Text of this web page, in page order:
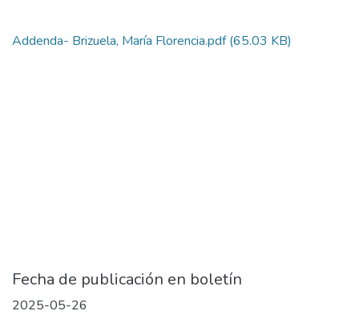
Addenda- Brizuela, María Florencia.pdf(65.03 KB)
Fecha de publicación en boletín
2025-05-26